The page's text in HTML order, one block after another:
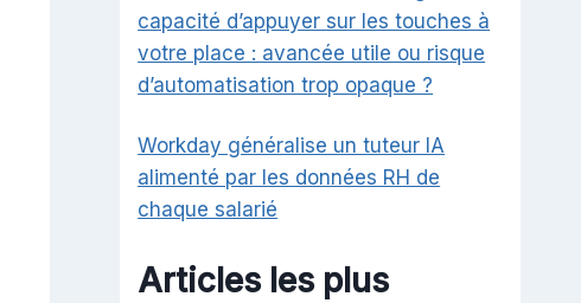
capacité d’appuyer sur les touches à
votre place : avancée utile ou risque
d’automatisation trop opaque ?
Workday généralise un tuteur IA
alimenté par les données RH de
chaque salarié
Articles les plus